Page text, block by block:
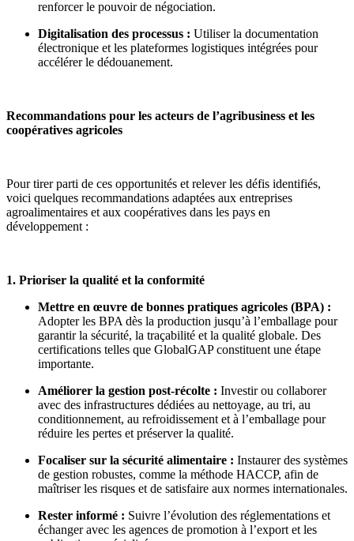
renforcer le pouvoir de négociation.
Digitalisation des processus : Utiliser la documentation
électronique et les plateformes logistiques intégrées pour
accélérer le dédouanement.
Recommandations pour les acteurs de l’agribusiness et les
coopératives agricoles
Pour tirer parti de ces opportunités et relever les défis identifiés,
voici quelques recommandations adaptées aux entreprises
agroalimentaires et aux coopératives dans les pays en
développement :
1. Prioriser la qualité et la conformité
Mettre en œuvre de bonnes pratiques agricoles (BPA) :
Adopter les BPA dès la production jusqu’à l’emballage pour
garantir la sécurité, la traçabilité et la qualité globale. Des
certifications telles que GlobalGAP constituent une étape
importante.
Améliorer la gestion post-récolte : Investir ou collaborer
avec des infrastructures dédiées au nettoyage, au tri, au
conditionnement, au refroidissement et à l’emballage pour
réduire les pertes et préserver la qualité.
Focaliser sur la sécurité alimentaire : Instaurer des systèmes
de gestion robustes, comme la méthode HACCP, afin de
maîtriser les risques et de satisfaire aux normes internationales.
Rester informé : Suivre l’évolution des réglementations et
échanger avec les agences de promotion à l’export et les